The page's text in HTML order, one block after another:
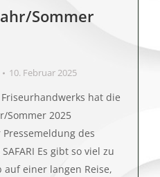
Sommer
10. Februar 2025
hat die
Sommer 2025
des
Es gibt so viel zu
auf einer langen Reise,